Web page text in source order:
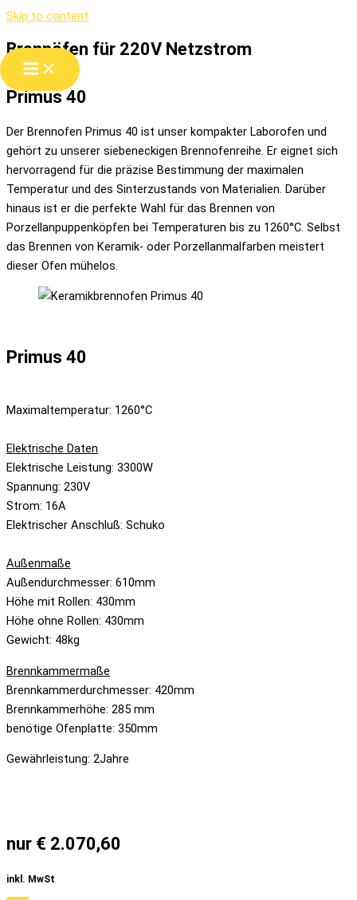
Skip to content
Brennöfen für 220V Netzstrom
Primus 40
Der Brennofen Primus 40 ist unser kompakter Laborofen und
gehört zu unserer siebeneckigen Brennofenreihe. Er eignet sich
hervorragend für die präzise Bestimmung der maximalen
Temperatur und des Sinterzustands von Materialien. Darüber
hinaus ist er die perfekte Wahl für das Brennen von
Porzellanpuppenköpfen bei Temperaturen bis zu 1260°C. Selbst
das Brennen von Keramik- oder Porzellanmalfarben meistert
dieser Ofen mühelos.
Primus 40
Maximaltemperatur: 1260°C
Elektrische Daten
Elektrische Leistung: 3300W
Spannung: 230V
Strom: 16A
Elektrischer Anschluß: Schuko
Außenmaße
Außendurchmesser: 610mm
Höhe mit Rollen: 430mm
Höhe ohne Rollen: 430mm
Gewicht: 48kg
Brennkammermaße
Brennkammerdurchmesser: 420mm
Brennkammerhöhe: 285 mm
benötige Ofenplatte: 350mm
Gewährleistung: 2Jahre
nur € 2.070,60
inkl. MwSt